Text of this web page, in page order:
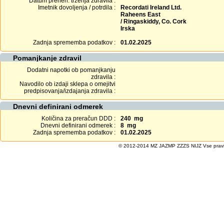
Imetnik dovoljenja / potrdila :
Recordati Ireland Ltd.
Raheens East
/ Ringaskiddy, Co. Cork
Irska
Zadnja sprememba podatkov :
01.02.2025
Pomanjkanje zdravil
Dodatni napotki ob pomanjkanju
zdravila :
Navodilo ob izdaji sklepa o omejitvi
predpisovanja/izdajanja zdravila :
Dnevni definirani odmerek
Količina za preračun DDD :
240 mg
Dnevni definirani odmerek :
8 mg
Zadnja sprememba podatkov :
01.02.2025
© 2012-2014 MZ JAZMP ZZZS NIJZ Vse